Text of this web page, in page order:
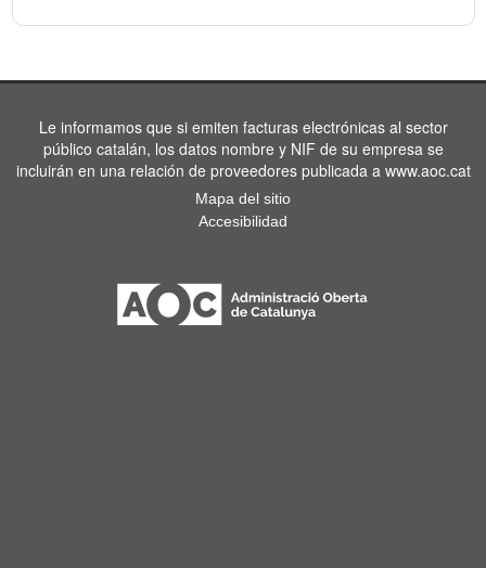
Le informamos que si emiten facturas electrónicas al sector
público catalán, los datos nombre y NIF de su empresa se
incluirán en una relación de proveedores publicada a www.aoc.cat
Mapa del sitio
Accesibilidad